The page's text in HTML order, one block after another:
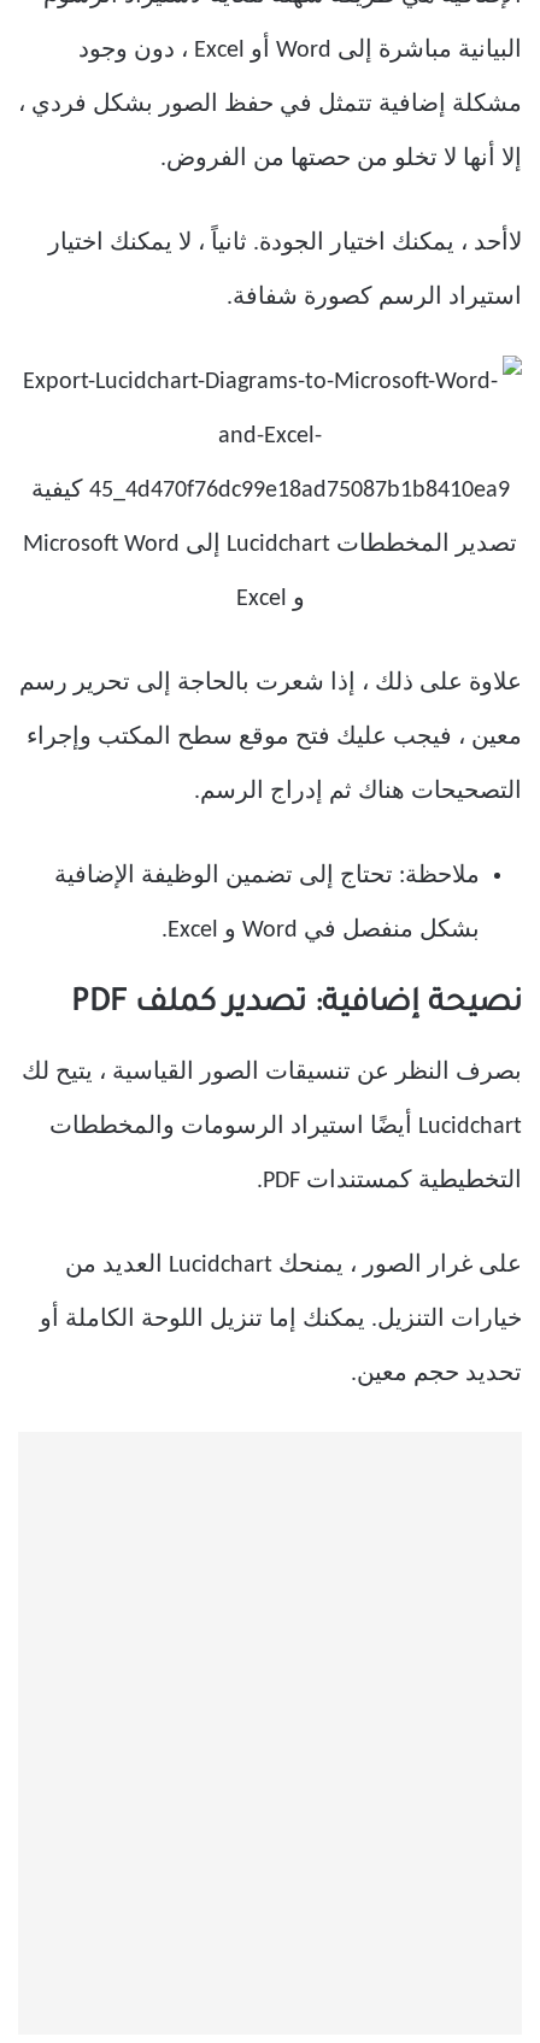
البيانية مباشرة إلى Word أو Excel ، دون وجود
مشكلة إضافية تتمثل في حفظ الصور بشكل فردي ،
إلا أنها لا تخلو من حصتها من الفروض.
لاأحد ، يمكنك اختيار الجودة. ثانياً ، لا يمكنك اختيار
استيراد الرسم كصورة شفافة.
علاوة على ذلك ، إذا شعرت بالحاجة إلى تحرير رسم
معين ، فيجب عليك فتح موقع سطح المكتب وإجراء
التصحيحات هناك ثم إدراج الرسم.
ملاحظة: تحتاج إلى تضمين الوظيفة الإضافية
بشكل منفصل في Word و Excel.
نصيحة إضافية: تصدير كملف PDF
بصرف النظر عن تنسيقات الصور القياسية ، يتيح لك
Lucidchart أيضًا استيراد الرسومات والمخططات
التخطيطية كمستندات PDF.
على غرار الصور ، يمنحك Lucidchart العديد من
خيارات التنزيل. يمكنك إما تنزيل اللوحة الكاملة أو
تحديد حجم معين.